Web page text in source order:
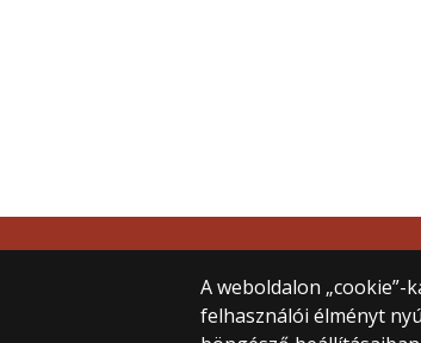
A weboldalon
felhasználói élményt
ELTE – Főoldal
ELTE –
CIEF – Egyetemközi
ELTE – Telefonkönyv